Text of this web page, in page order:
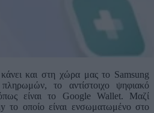
και στη χώρα μας το Samsung
το αντίστοιχο ψηφιακό
είναι το Google Wallet. Μαζί
το οποίο είναι ενσωματωμένο στο